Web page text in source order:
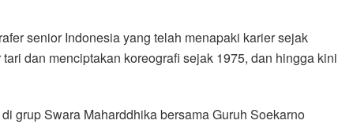
senior Indonesia yang telah menapaki karier sejak
dan menciptakan koreografi sejak 1975, dan hingga kini
grup Swara Maharddhika bersama Guruh Soekarno